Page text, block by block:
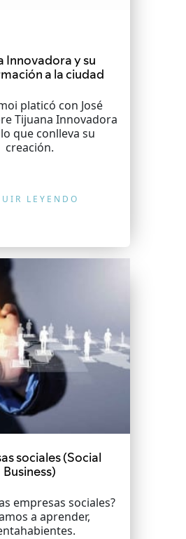
Innovadora y su
a la ciudad
platicó con José
Tijuana Innovadora
que conlleva su
creación.
LEYENDO
sociales (Social
Business)
empresas sociales?
a aprender,